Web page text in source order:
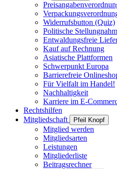
Widerrufsbutton (Quiz)
Politische
Entwaldungsfreie
Kauf auf Rechnung
Asiatische Plattformen
Schwerpunkt Europa
Barrierefreie
Für Vielfalt im Handel!
Nachhaltigkeit
Karriere im E-
Rechtshilfen
Mitgliedschaft
Pfeil Knopf
Mitglied werden
Mitgliedsarten
Leistungen
Mitgliederliste
Beitragsrechner